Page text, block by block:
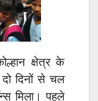
क्षेत्र के
दिनों से चल
मिला। पहले